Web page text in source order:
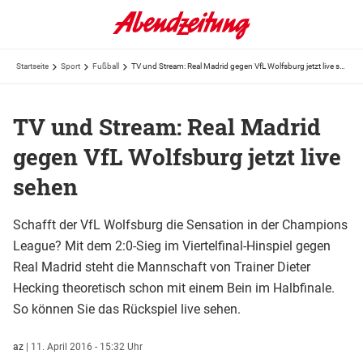
Startseite Sport Fußball
TV und Stream: Real Madrid
gegen VfL Wolfsburg jetzt live
sehen
Schafft der VfL Wolfsburg die Sensation in der Champions
League? Mit dem 2:0-Sieg im Viertelfinal-Hinspiel gegen
Real Madrid steht die Mannschaft von Trainer Dieter
Hecking theoretisch schon mit einem Bein im Halbfinale.
So können Sie das Rückspiel live sehen.
az | 11. April 2016 - 15:32 Uhr